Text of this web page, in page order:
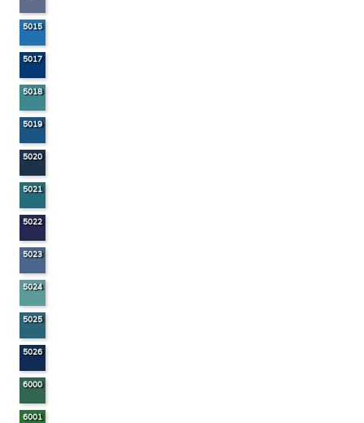
5015
5017
5018
5019
5020
5021
5022
5023
5024
5025
5026
6000
6001